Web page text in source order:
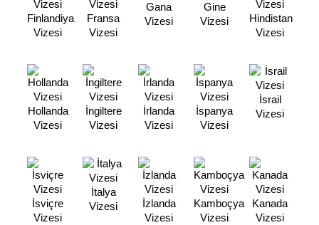
Finlandiya
Vizesi
Fransa
Vizesi
Gana
Vizesi
Gine
Vizesi
Hindistan
Vizesi
Hollanda
Vizesi
İngiltere
Vizesi
İrlanda
Vizesi
İspanya
Vizesi
İsrail
Vizesi
İsviçre
Vizesi
İtalya
Vizesi
İzlanda
Vizesi
Kamboçya
Vizesi
Kanada
Vizesi